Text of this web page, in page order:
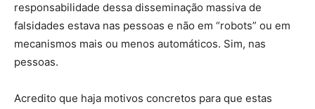
responsabilidade dessa disseminação massiva de
falsidades estava nas pessoas e não em “robots” ou em
mecanismos mais ou menos automáticos. Sim, nas
pessoas.
Acredito que haja motivos concretos para que estas